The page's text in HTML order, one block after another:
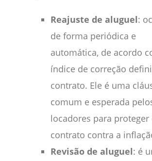
Reajuste de aluguel:
de forma periódica e
automática, de acordo
índice de correção
contrato. Ele é uma
comum e esperada
locadores para proteger
contrato contra a
Revisão de aluguel: é